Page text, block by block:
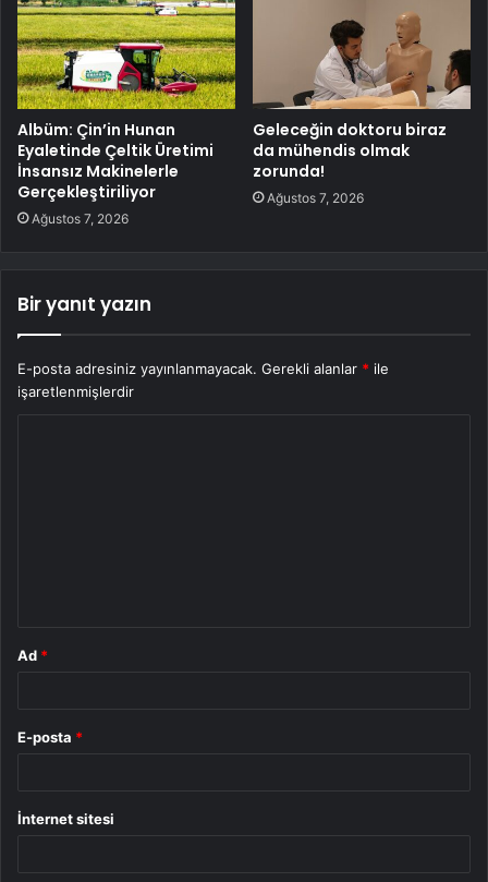
Albüm: Çin’in Hunan
Eyaletinde Çeltik Üretimi
İnsansız Makinelerle
Gerçekleştiriliyor
Ağustos 7, 2026
Geleceğin doktoru biraz
da mühendis olmak
zorunda!
Ağustos 7, 2026
Bir yanıt yazın
E-posta adresiniz yayınlanmayacak. Gerekli alanlar * ile
işaretlenmişlerdir
Ad *
E-posta *
İnternet sitesi